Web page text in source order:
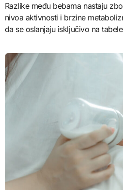
Razlike među bebama nastaju
nivoa aktivnosti i brzine
da se oslanjaju isključivo na